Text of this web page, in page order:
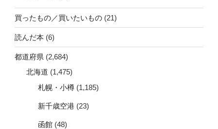
買ったもの／買いたいもの (21)
読んだ本 (6)
都道府県 (2,684)
北海道 (1,475)
札幌・小樽 (1,185)
新千歳空港 (23)
函館 (48)